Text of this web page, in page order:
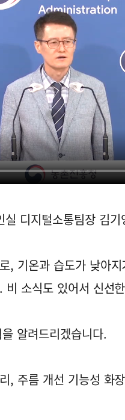
디지털소통팀장 김기
, 기온과 습도가 낮아
소식도 있어서 신선
알려드리겠습니다.
, 주름 개선 기능성 화